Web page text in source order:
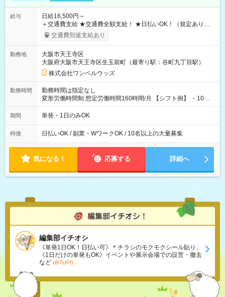
給与
日給16,500円～
＋交通費支給 ★交通費全額支給！ ★日払いOK！（規定あり） ┗
働いたその日に現金GET♪ お仕事後はコンビニATMから 日払
交通費別途支給あり
勤務地
大阪市天王寺区
大阪府大阪市天王寺区生玉前町（最寄り駅：谷町九丁目駅）
株式会社ワンベルウッズ
勤務時間
勤務時間は指定なし
変形労働時間制 想定労働時間160時間/月 【シフト例】 ・10：
00～20：00
期間 単発・1日のみOK
特徴 日払いOK / 副業・WワークOK / 10名以上の大量募集
気になる！ 応募する 詳細へ
編集部イチオシ
《単発1日OK！日払い可》＊チラシのモクモクシール貼り、
《1日だけの単発もOK》イベントや展示会場での設営・撤去
など (8/7UP!)